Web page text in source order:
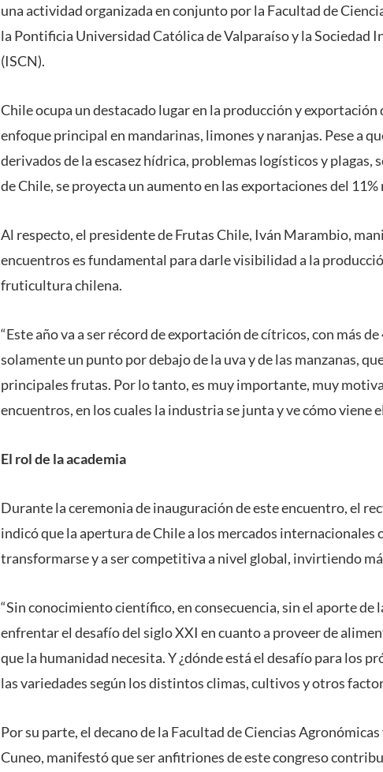
una actividad organizada en conjunto por la Facultad de
la Pontificia Universidad Católica de Valparaíso y la Sociedad
(ISCN).
Chile ocupa un destacado lugar en la producción y
enfoque principal en mandarinas, limones y naranjas. Pese a
derivados de la escasez hídrica, problemas logísticos y plagas,
de Chile, se proyecta un aumento en las exportaciones del
Al respecto, el presidente de Frutas Chile, Iván Marambio,
encuentros es fundamental para darle visibilidad a la
fruticultura chilena.
“Este año va a ser récord de exportación de cítricos, con más
solamente un punto por debajo de la uva y de las manzanas,
principales frutas. Por lo tanto, es muy importante, muy
encuentros, en los cuales la industria se junta y ve cómo viene
El rol de la academia
Durante la ceremonia de inauguración de este encuentro, el
indicó que la apertura de Chile a los mercados
transformarse y a ser competitiva a nivel global, invirtiendo
“Sin conocimiento científico, en consecuencia, sin el aporte de
enfrentar el desafío del siglo XXI en cuanto a proveer de
que la humanidad necesita. Y ¿dónde está el desafío para los
las variedades según los distintos climas, cultivos y otros
Por su parte, el decano de la Facultad de Ciencias
Cuneo, manifestó que ser anfitriones de este congreso